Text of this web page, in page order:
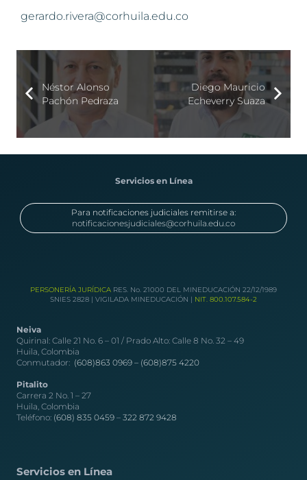
gerardo.rivera@corhuila.edu.co
Néstor Alonso
Pachón Pedraza
Diego Mauricio
Echeverry Suaza
Servicios en Línea
Para notificaciones judiciales remitirse a:
notificacionesjudiciales@corhuila.edu.co
PERSONERÍA JURÍDICA RES. No. 21000 DEL MINEDUCACIÓN 22/12/1989
SNIES 2828 | VIGILADA MINEDUCACIÓN | NIT. 800.107.584-2
Neiva
Quirinal: Calle 21 No. 6 – 01 / Prado Alto: Calle 8 No. 32 – 49
Huila, Colombia
Conmutador: (608)863 0969 – (608)875 4220
Pitalito
Carrera 2 No. 1 – 27
Huila, Colombia
Teléfono: (608) 835 0459 – 322 872 9428
Servicios en Línea